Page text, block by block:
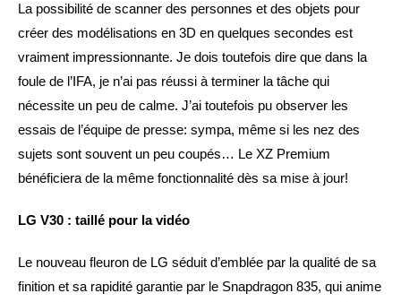
La possibilité de scanner des personnes et des objets pour
créer des modélisations en 3D en quelques secondes est
vraiment impressionnante. Je dois toutefois dire que dans la
foule de l’IFA, je n’ai pas réussi à terminer la tâche qui
nécessite un peu de calme. J’ai toutefois pu observer les
essais de l’équipe de presse: sympa, même si les nez des
sujets sont souvent un peu coupés… Le XZ Premium
bénéficiera de la même fonctionnalité dès sa mise à jour!
LG V30 : taillé pour la vidéo
Le nouveau fleuron de LG séduit d’emblée par la qualité de sa
finition et sa rapidité garantie par le Snapdragon 835, qui anime